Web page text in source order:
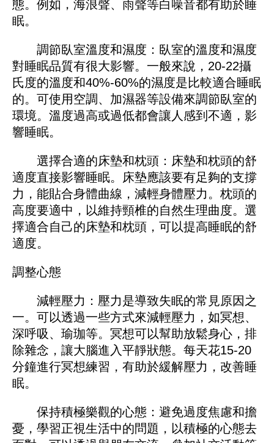
態。例如，海浪聲、雨聲等白噪音都有助於睡
眠。
調節臥室溫度和濕度：臥室的溫度和濕度
對睡眠品質有很大影響。一般來說，20-22攝
氏度的溫度和40%-60%的濕度是比較適合睡眠
的。可使用空調、加濕器等設備來調節臥室的
環境。溫度過高或過低都會讓人感到不適，影
響睡眠。
選擇合適的床墊和枕頭：床墊和枕頭的舒
適度直接影響睡眠。床墊應該要有足夠的支撐
力，能貼合身體曲線，減輕身體壓力。枕頭的
高度要適中，以維持頸椎的自然生理曲度。選
擇適合自己的床墊和枕頭，可以提高睡眠的舒
適度。
調整心態
減輕壓力：壓力是導致失眠的常見原因之
一。可以透過一些方式來減輕壓力，如冥想、
深呼吸、瑜珈等。冥想可以幫助放鬆身心，排
除雜念，讓大腦進入平靜狀態。每天花15-20
分鐘進行冥想練習，有助於緩解壓力，改善睡
眠。
保持積極樂觀的心態：避免過度焦慮和擔
憂，學習正視生活中的問題，以積極的心態去